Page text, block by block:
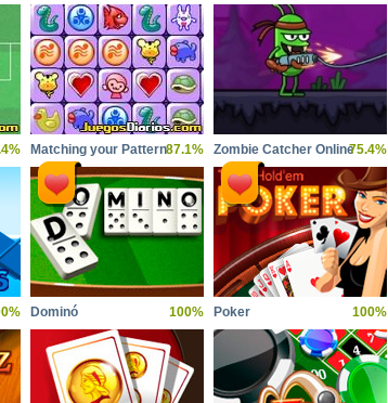
Matching your Pattern87.1% Zombie Catcher Online75.4%
Dominó 100% Poker 100%